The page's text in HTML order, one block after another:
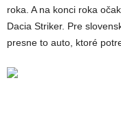
roka. A na konci roka
Dacia Striker. Pre
presne to auto, ktoré